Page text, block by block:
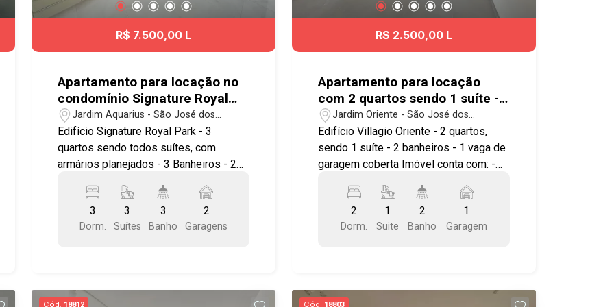
diversas regiões da cidade. Agende já
#geraçãoimóveis #aptovenda
Shopping Colinas, farmácias,
clínicas, academias, Colégios Poliedro,
Objetivo entre outros e tem fácil
acesso à Dutra e demais regiões da
cidade. Agende já sua visita!!
#imobiliaria #geraçãoimóveis
#aptolocação #aptolocaçãoSJC
#JardimAquarius
R$ 7.500,00 L
Apartamento para locação no
condomínio Signature Royal
Park com 3 suítes e 2 vagas -
83,48 m² Jardim Aquarius
Jardim Aquarius - São José dos
Campos/SP
Edifício Signature Royal Park - 3
quartos sendo todos suítes, com
armários planejados - 3 Banheiros - 2
Imóvel possuí: - 1 suíte ampla com
closet, 2 quartos com suítes
americanas, todos com armários
integrada com a cozinha, armários
3
Dorm.
3
Suítes
3
Banho
2
Garagens
R$ 2.500,00 L
Apartamento para locação
com 2 quartos sendo 1 suíte -
65,60 m² no bairro Jardim
Oriente
Jardim Oriente - São José dos
Campos/SP
Edifício Villagio Oriente - 2 quartos,
sendo 1 suíte - 2 banheiros - 1 vaga de
garagem coberta Imóvel conta com: -
americana - Varanda Gourmet - Área de
serviço - Banheiro social Próxima ao
Supermercado Shibata, além de praças
o dia a dia. Fácil acesso às principais
2
Dorm.
1
Suite
2
Banho
1
Garagem
Cód. 18812 Cód. 18803